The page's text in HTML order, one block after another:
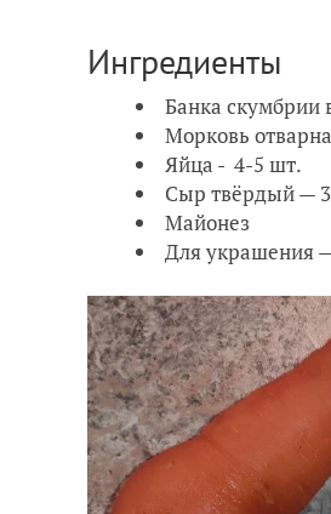
Ингредиенты
Банка скумбрии
Морковь
Яйца - 4-5 шт.
Сыр твёрдый —
Майонез
Для украшения